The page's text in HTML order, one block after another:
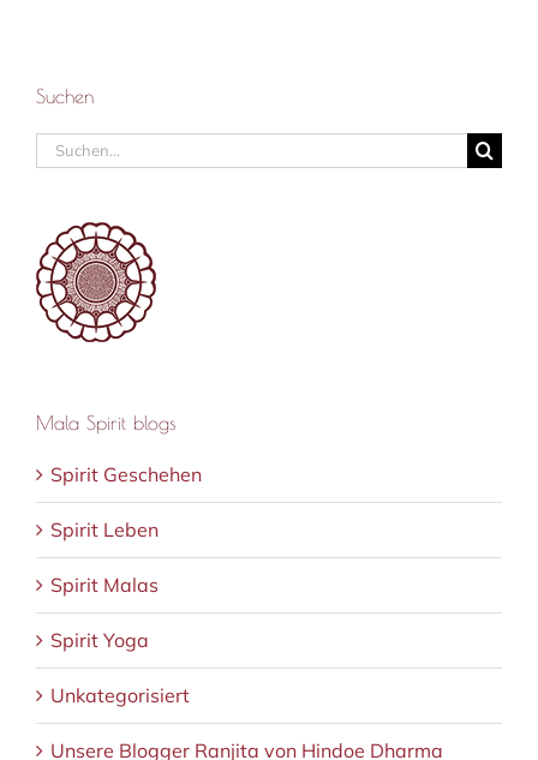
Suchen
Suche
nach:
Mala Spirit blogs
Spirit Geschehen
Spirit Leben
Spirit Malas
Spirit Yoga
Unkategorisiert
Unsere Blogger Ranjita von Hindoe Dharma